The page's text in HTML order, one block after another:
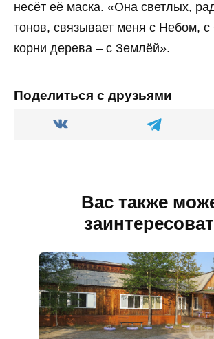
несёт её маска. «Она светлых,
тонов, связывает меня с Небом,
корни дерева – с Землёй».
Поделиться с друзьями
Вас также